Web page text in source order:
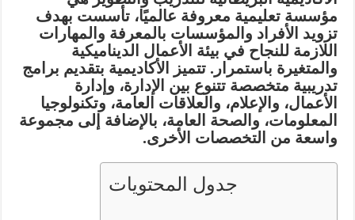
مؤسسة تعليمية معروفة عالميًا، تأسست بهدف
تزويد الأفراد والمؤسسات بالمعرفة والمهارات
اللازمة للنجاح في بيئة الأعمال الديناميكية
والمتغيرة باستمرار. تتميز الأكاديمية بتقديم برامج
تدريبية متخصصة تتنوع بين الإدارة، وإدارة
الأعمال، والإعلام، والعلاقات العامة، وتكنولوجيا
المعلومات، والصحة العامة، بالإضافة إلى مجموعة
واسعة من التخصصات الأخرى.
جدول المحتويات